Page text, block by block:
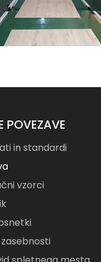
POVEZAVE
in standardi
vzorci